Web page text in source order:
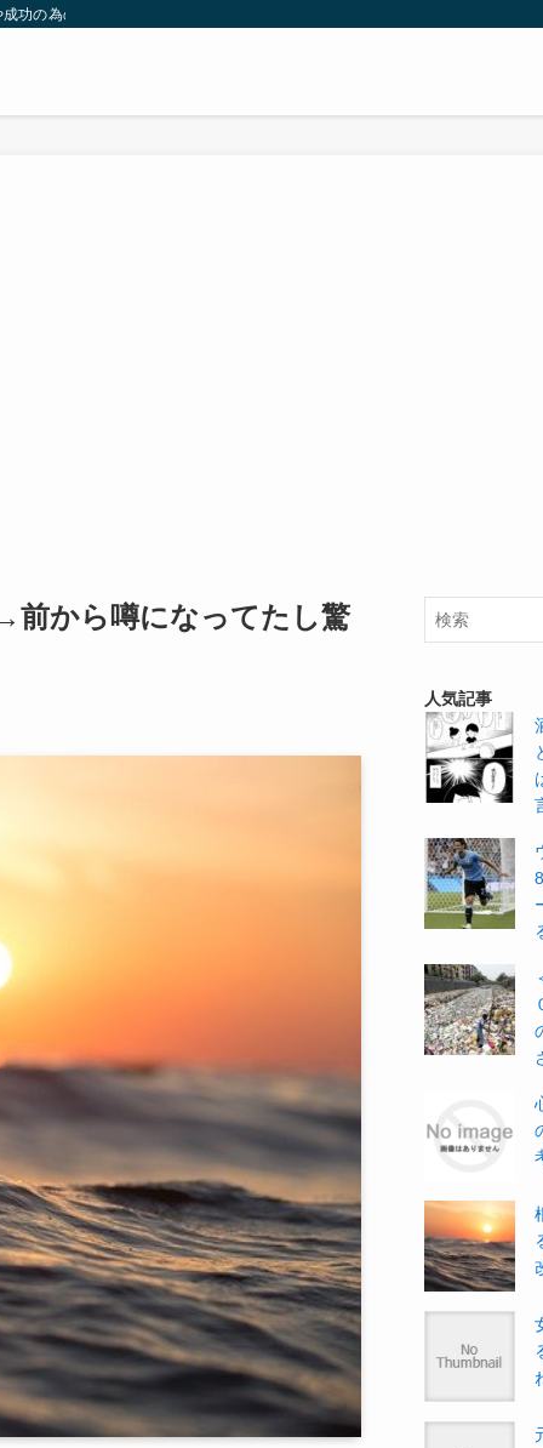
の為の秘訣等。太ったり悩んでいる方々が簡単に痩せることが出来るよう
前から噂になってたし驚
人気記事